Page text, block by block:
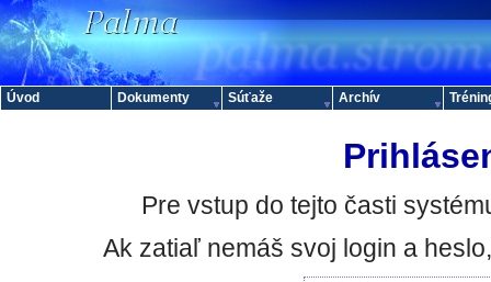
Pre vstup do tejto časti
Ak zatiaľ nemáš svoj login a
Úvod Dokumenty Súťaže Archív